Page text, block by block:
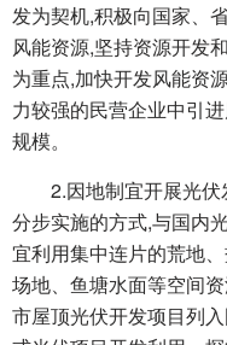
发为契机,积极向国家、
风能资源,坚持资源开发
为重点,加快开发风能资
力较强的民营企业中引
规模。
2.因地制宜开展光伏
分步实施的方式,与国内
宜利用集中连片的荒地
场地、鱼塘水面等空间
市屋顶光伏开发项目列